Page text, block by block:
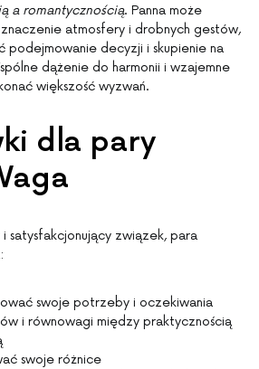
a romantycznością. Panna może
atmosfery i drobnych gestów,
podejmowanie decyzji i skupienie na
dążenie do harmonii i wzajemne
większość wyzwań.
dla pary
satysfakcjonujący związek, para
swoje potrzeby i oczekiwania
i równowagi między praktycznością
swoje różnice